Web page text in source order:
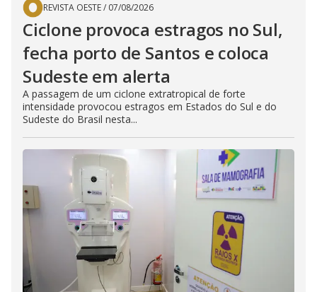
REVISTA OESTE/ 07/08/2026
Ciclone provoca estragos no Sul,
fecha porto de Santos e coloca
Sudeste em alerta
A passagem de um ciclone extratropical de forte
intensidade provocou estragos em Estados do Sul e do
Sudeste do Brasil nesta...